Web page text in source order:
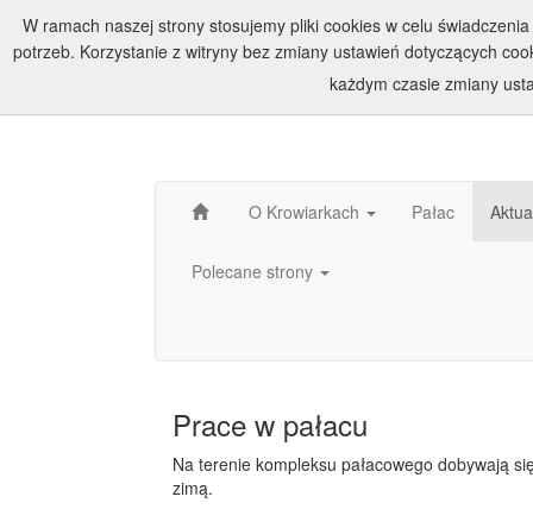
O Krowiarkach Pałac
Polecane strony
Prace w pałacu
Na terenie kompleksu pałacowego dobywają
zimą.
W ramach naszej strony stosujemy pliki cookies w celu
potrzeb. Korzystanie z witryny bez zmiany ustawień dotyczących
każdym czasie zmiany